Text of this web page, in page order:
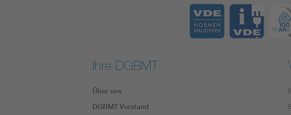
Ihre DGBMT
Über uns
DGBMT Vorstand